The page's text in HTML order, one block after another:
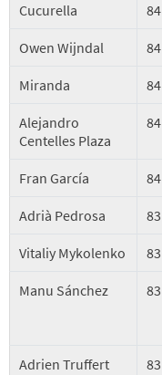
Cucurella 84
Owen Wijndal 84
Miranda 84
Alejandro
Centelles Plaza
84
Fran García 84
Adrià Pedrosa 83
Vitaliy Mykolenko 83
Manu Sánchez 83
Adrien Truffert 83